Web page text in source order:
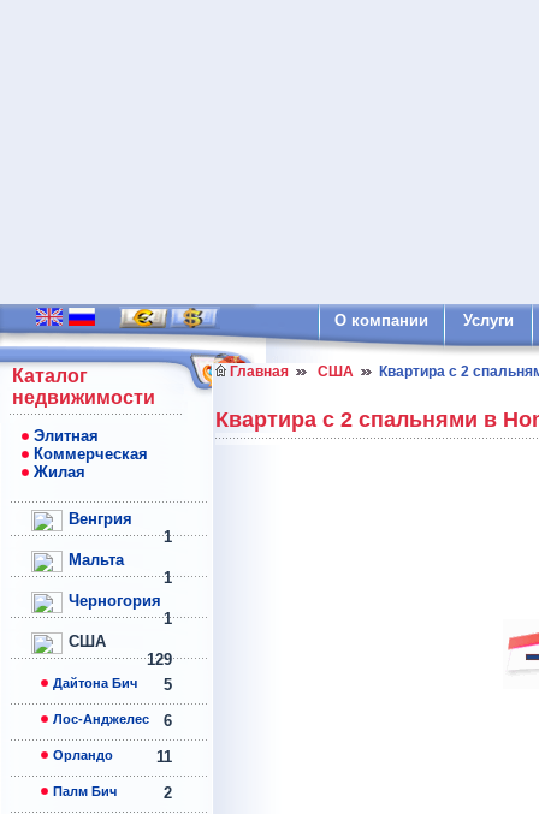
О компании Услуги
Каталог
недвижимости
Элитная
Коммерческая
Жилая
Венгрия
1
Мальта
1
Черногория
1
США
129
Дайтона Бич 5
Лос-Анджелес 6
Орландо 11
Палм Бич 2
Главная США Квартира с 2
Квартира с 2 спальнями в